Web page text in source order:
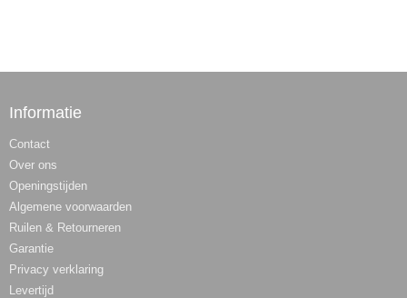
Informatie
Contact
Over ons
Openingstijden
Algemene voorwaarden
Ruilen & Retourneren
Garantie
Privacy verklaring
Levertijd